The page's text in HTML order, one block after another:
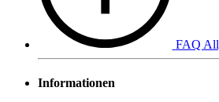
FAQ
Informationen